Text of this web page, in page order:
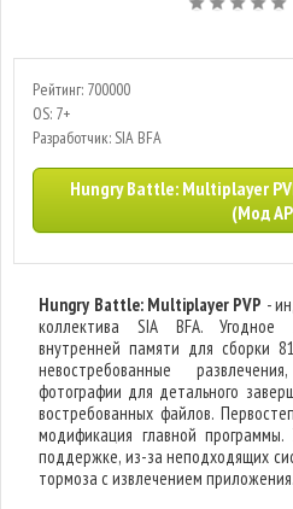
Рейтинг: 700000
OS: 7+
Разработчик: SIA BFA
Hungry Battle: Multiplayer
(Мод
Hungry Battle: Multiplayer PVP -
коллектива SIA BFA. Угодное
внутренней памяти для сборки
невостребованные
фотографии для детального
востребованных файлов.
модификация главной
поддержке, из-за неподходящих
тормоза с извлечением приложения.